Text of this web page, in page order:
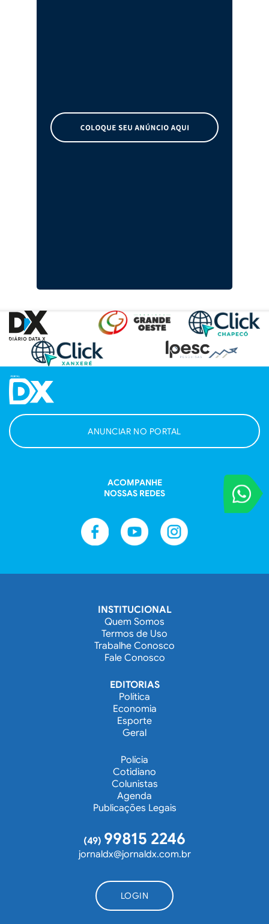
VOCÊ
Entre em
ANUNCIAR NO PORTAL
ACOMPANHE
NOSSAS REDES
INSTITUCIONAL
Quem Somos
Termos de Uso
Trabalhe Conosco
Fale Conosco
EDITORIAS
Política
Economia
Esporte
Geral
Polícia
Cotidiano
Colunistas
Agenda
Publicações Legais
(49) 99815 2246
jornaldx@jornaldx.com.br
LOGIN